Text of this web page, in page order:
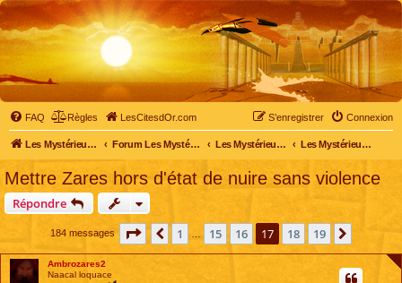
FAQ Règles LesCitesdOr.com Connexion
S’enregistrer
Les Mystérieuses Cités d'Or - LesCitesdOr.com Forum Les Mystérieuses Cités d'Or Les Mystérieuses Cités d'Or Les Mystérieuses Cités d'Or : saison 4 (2020)
Mettre Zares hors d'état de nuire sans violence
Répondre
184 messages Page 17 sur 19
Précédente
1 15 16 17 18 19 Suivante
Ambrozares2
Naacal loquace